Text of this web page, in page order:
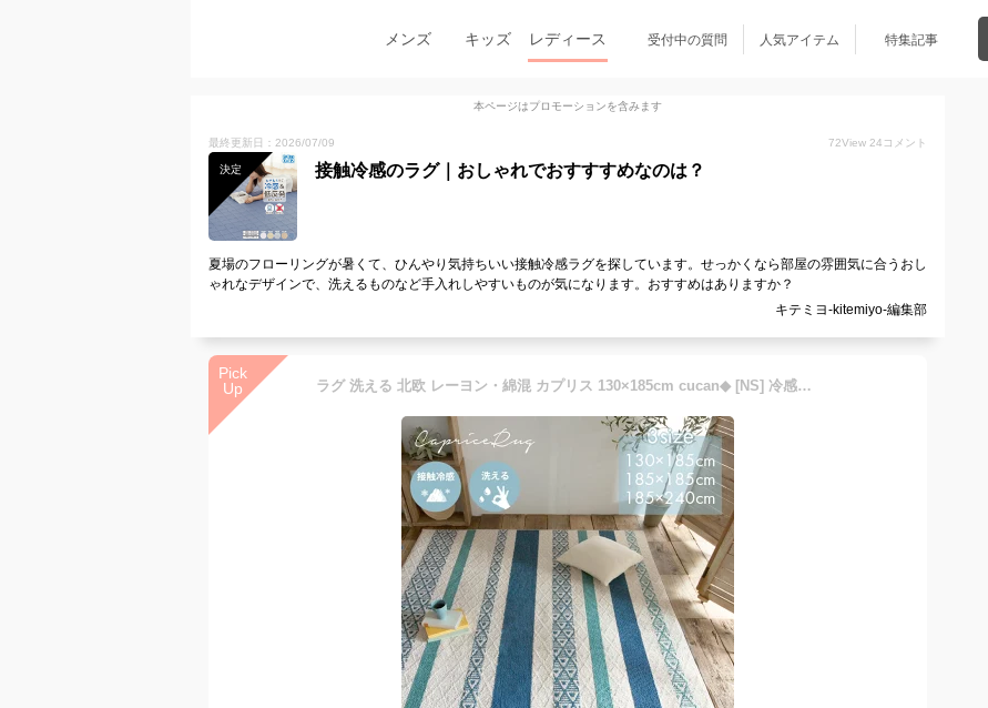
メンズ キッズ レディース 受付中の質問 人気アイテム 特集記事
本ページはプロモーションを含みます
最終更新日：2026/07/09 72View 24 コメント
決定 接触冷感のラグ｜おしゃれでおすすすめなのは？
夏場のフローリングが暑くて、ひんやり気持ちいい接触冷感ラグを探しています。せっかくなら部屋の雰囲気に合うおし
ゃれなデザインで、洗えるものなど手入れしやすいものが気になります。おすすめはありますか？
キテミヨ-kitemiyo-編集部
Pick
Up
ラグ 洗える 北欧 レーヨン・綿混 カプリス 130×185cm cucan◆ [NS] 冷感ラグ ラグ 夏 接触冷感 柄 ラグマット おしゃれ 省エネ 節電 ラグ 冬用 オールシーズン ラグ 3畳 長方形 大きめ 丸洗い 涼感 カーペット ベージュ グレー 日本製